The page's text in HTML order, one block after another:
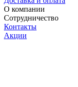
О компании
Сотрудничество
Контакты
Акции